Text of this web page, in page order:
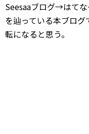
Seesaaブログ→はて
を辿っている本ブロ
転になると思う。